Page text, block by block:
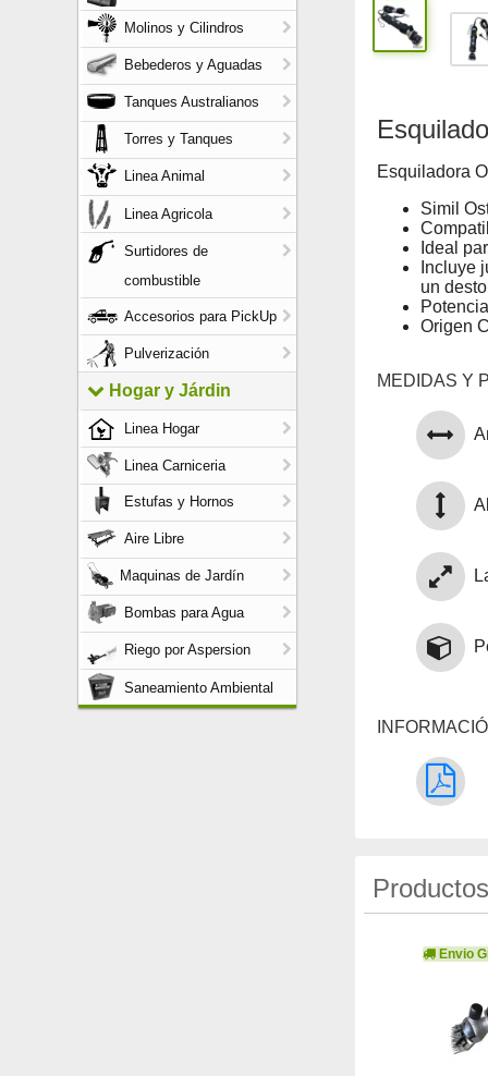
Molinos y Cilindros
Bebederos y Aguadas
Tanques Australianos
Torres y Tanques
Linea Animal
Linea Agricola
Surtidores de
combustible
Accesorios para PickUp
Pulverización
Hogar y Járdin
Linea Hogar
Linea Carniceria
Estufas y Hornos
Aire Libre
Maquinas de Jardín
Bombas para Agua
Riego por Aspersion
Saneamiento Ambiental
Esquiladora
Simil
Ideal
Incluye
un
Origen
MEDIDAS Y
Envio